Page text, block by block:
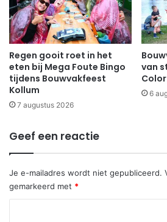
Regen gooit roet in het
eten bij Mega Foute Bingo
tijdens Bouwvakfeest
Kollum
7 augustus 2026
van
6
Geef een reactie
Je e-mailadres wordt niet gepubliceerd.
gemarkeerd met *